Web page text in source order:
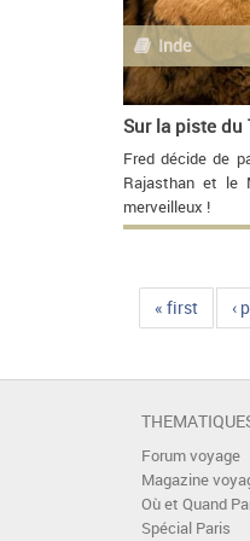
Inde
Sur la piste du
Fred décide de
Rajasthan et le
merveilleux !
« first ‹
Forum voyage
Magazine
Où et Quand
Spécial Paris